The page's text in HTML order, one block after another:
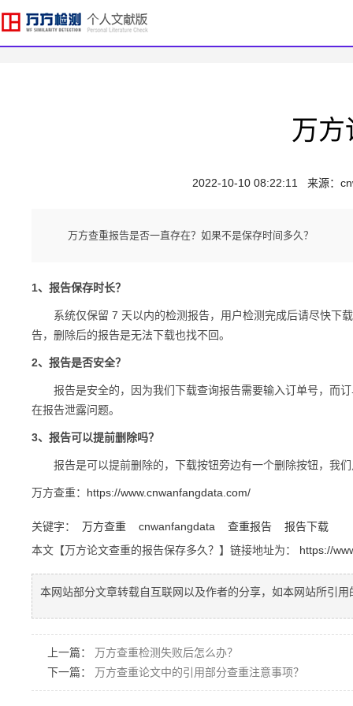
万方
2022-10-10 08:22:11 来源：
万方查重报告是否一直存在？如果不是保存时间多久？
1、报告保存时长？
系统仅保留 7 天以内的检测报告，用户检测完成后请尽快下
告，删除后的报告是无法下载也找不回。
2、报告是否安全？
报告是安全的，因为我们下载查询报告需要输入订单号，而订
在报告泄露问题。
3、报告可以提前删除吗？
报告是可以提前删除的，下载按钮旁边有一个删除按钮，我们
万方查重： https://www.cnwanfangdata.com/
关键字： 万方查重 cnwanfangdata 查重报告
报告下载
本文【万方论文查重的报告保存多久？】链接地址为： https://
本网站部分文章转载自互联网以及作者的分享，如本网站所引
上一篇： 万方查重检测失败后怎么办？
下一篇： 万方查重论文中的引用部分查重注意事项？